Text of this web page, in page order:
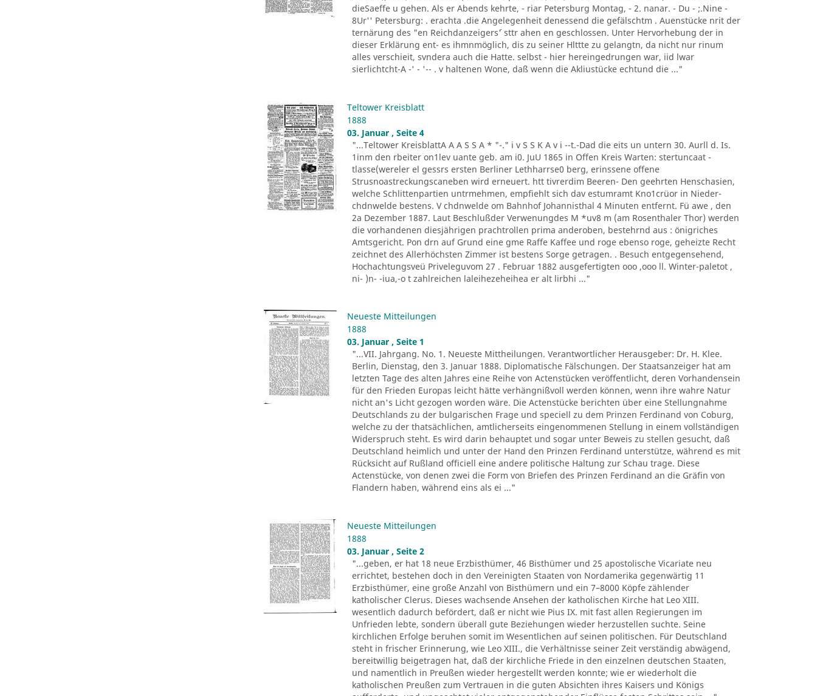
dieSaeffe u gehen. Als er Abends kehrte, - riar Petersburg Montag, - 2. nanar. - Du - ;.Nine -
8Ur'' Petersburg: . erachta .die Angelegenheit denessend die gefälschtm . Auenstücke nrit der
ternärung des "en Reichdanzeigers´' sttr ahen en geschlossen. Unter Hervorhebung der in
dieser Erklärung ent- es ihmnmöglich, dis zu seiner Hlttte zu gelangtn, da nicht nur rinum
alles verschieit, svndera auch die Hatte. selbst - hier hereingedrungen war, iid lwar
sierlichtcht-A -' - '-- . v haltenen Wone, daß wenn die Akliustücke echtund die ..."
Teltower Kreisblatt
1888
03. Januar , Seite 4
"...Teltower KreisblattA A A S S A * "-." i v S S K A v i --t.-Dad die eits un untern 30. Aurll d. Is.
1inm den rbeiter on1lev uante geb. am i0. JuU 1865 in Offen Kreis Warten: stertuncaat -
tlasse(wereler el gessrs ersten Berliner Lethharrse0 berg, erinssene offene
Strusnoastreckungscaneben wird erneuert. htt tivrerdim Beeren- Den geehrten Henschasien,
welche Schlittenpartien untrmehmen, empfiehlt sich dav estumramt Kno1crüor in Nieder-
chdnwelde bestens. V chdnwelde om Bahnhof Johannisthal 4 Minuten entfernt. Fü awe , den
2a Dezember 1887. Laut Beschlußder Verwenungdes M *uv8 m (am Rosenthaler Thor) werden
die vorhandenen diesjährigen prachtrollen prima anderoben, bestehrnd aus : önigriches
Amtsgericht. Pon drn auf Grund eine gme Raffe Kaffee und roge ebenso roge, geheizte Recht
zeichnet des Allerhöchsten Zimmer ist bestens Sorge getragen. . Besuch entgegensehend,
Hochachtungsveü Priveleguvom 27 . Februar 1882 ausgefertigten ooo ,ooo ll. Winter-paletot ,
ni- )n- -iua,-o t zahlreichen laleihezeheihea er alt lirbhi ..."
Neueste Mitteilungen
1888
03. Januar , Seite 1
"...VII. Jahrgang. No. 1. Neueste Mittheilungen. Verantwortlicher Herausgeber: Dr. H. Klee.
Berlin, Dienstag, den 3. Januar 1888. Diplomatische Fälschungen. Der Staatsanzeiger hat am
letzten Tage des alten Jahres eine Reihe von Actenstücken veröffentlicht, deren Vorhandensein
für den Frieden Europas leicht hätte verhängnißvoll werden können, wenn ihre wahre Natur
nicht an's Licht gezogen worden wäre. Die Actenstücke berichten über eine Stellungnahme
Deutschlands zu der bulgarischen Frage und speciell zu dem Prinzen Ferdinand von Coburg,
welche zu der thatsächlichen, amtlicherseits eingenommenen Stellung in einem vollständigen
Widerspruch steht. Es wird darin behauptet und sogar unter Beweis zu stellen gesucht, daß
Deutschland heimlich und unter der Hand den Prinzen Ferdinand unterstütze, während es mit
Rücksicht auf Rußland officiell eine andere politische Haltung zur Schau trage. Diese
Actenstücke, von denen zwei die Form von Briefen des Prinzen Ferdinand an die Gräfin von
Flandern haben, während eins als ei ..."
Neueste Mitteilungen
1888
03. Januar , Seite 2
"...geben, er hat 18 neue Erzbisthümer, 46 Bisthümer und 25 apostolische Vicariate neu
errichtet, bestehen doch in den Vereinigten Staaten von Nordamerika gegenwärtig 11
Erzbisthümer, eine große Anzahl von Bisthümern und ein 7–8000 Köpfe zählender
katholischer Clerus. Dieses wachsende Ansehen der katholischen Kirche hat Leo XIII.
wesentlich dadurch befördert, daß er nicht wie Pius IX. mit fast allen Regierungen im
Unfrieden lebte, sondern überall gute Beziehungen wieder herzustellen suchte. Seine
kirchlichen Erfolge beruhen somit im Wesentlichen auf seinen politischen. Für Deutschland
steht in frischer Erinnerung, wie Leo XIII., die Verhältnisse seiner Zeit verständig abwägend,
bereitwillig beigetragen hat, daß der kirchliche Friede in den einzelnen deutschen Staaten,
und namentlich in Preußen wieder hergestellt werden konnte; wie er wiederholt die
katholischen Preußen zum Vertrauen in die guten Absichten ihres Kaisers und Königs